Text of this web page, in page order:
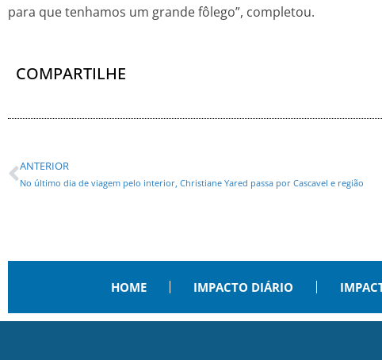
para que tenhamos um grande fôlego”, completou.
COMPARTILHE
ANTERIOR
No último dia de viagem pelo interior, Christiane Yared passa por Cascavel e região
HOME IMPACTO DIÁRIO